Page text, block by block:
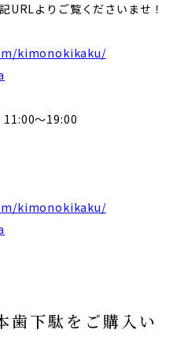
URLよりご覧くださいませ！
kimonokikaku/
11:00～19:00
kimonokikaku/
歯下駄をご購入い